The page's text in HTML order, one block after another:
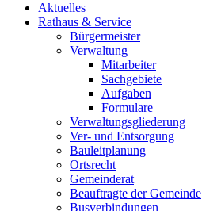
Aktuelles
Rathaus & Service
Bürgermeister
Verwaltung
Mitarbeiter
Sachgebiete
Aufgaben
Formulare
Verwaltungsgliederung
Ver- und Entsorgung
Bauleitplanung
Ortsrecht
Gemeinderat
Beauftragte der Gemeinde
Busverbindungen